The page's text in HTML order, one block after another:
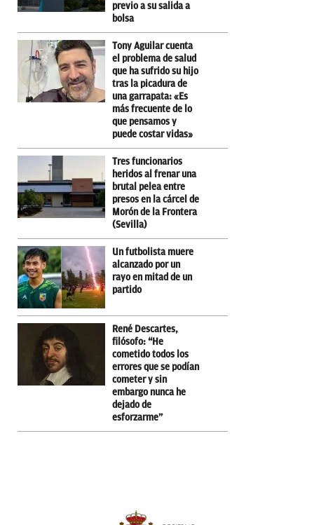
previo a su salida a
bolsa
Tony Aguilar cuenta
el problema de salud
que ha sufrido su hijo
tras la picadura de
una garrapata: «Es
más frecuente de lo
que pensamos y
puede costar vidas»
Tres funcionarios
heridos al frenar una
brutal pelea entre
presos en la cárcel de
Morón de la Frontera
(Sevilla)
Un futbolista muere
alcanzado por un
rayo en mitad de un
partido
René Descartes,
filósofo: “He
cometido todos los
errores que se podían
cometer y sin
embargo nunca he
dejado de
esforzarme”